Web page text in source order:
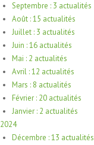
Septembre : 3 actualités
Août : 15 actualités
Juillet : 3 actualités
Juin : 16 actualités
Mai : 2 actualités
Avril : 12 actualités
Mars : 8 actualités
Février : 20 actualités
Janvier : 2 actualités
2024
Décembre : 13 actualités